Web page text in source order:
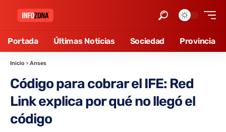
Portada Últimas Noticias Sociedad Provincia
Inicio › Anses
Código para cobrar el IFE: Red
Link explica por qué no llegó el
código